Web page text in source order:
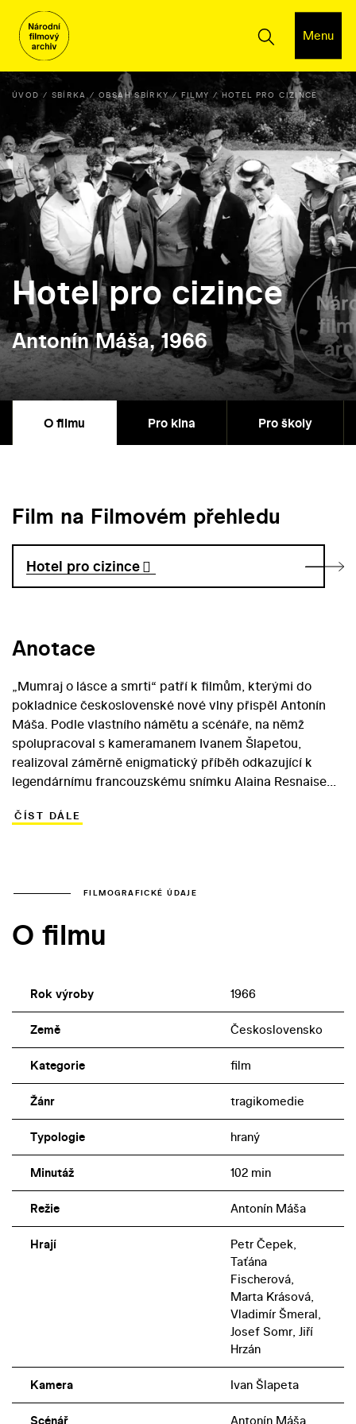
Menu
ÚVOD SBÍRKA OBSAH SBÍRKY FILMY HOTEL PRO CIZINCE
Hotel pro cizince
Antonín Máša, 1966
O filmu Pro kina Pro školy
Film na Filmovém přehledu
Hotel pro cizince
Anotace
„Mumraj o lásce a smrti“ patří k filmům, kterými do
pokladnice československé nové vlny přispěl Antonín
Máša. Podle vlastního námětu a scénáře, na němž
spolupracoval s kameramanem Ivanem Šlapetou,
realizoval záměrně enigmatický příběh odkazující k
legendárnímu francouzskému snímku Alaina Resnaise
Petra Hudce (Petr Čepek) zpochybňuje možnost
jen odcizení a smrt. Stylová secesní hříčka, jež
domácí kinematografie nezvyklý experiment. Vyděluje
směrem.
ČÍST DÁLE
FILMOGRAFICKÉ ÚDAJE
O filmu
Rok výroby 1966
Země Československo
Kategorie film
Žánr tragikomedie
Typologie hraný
Minutáž 102 min
Režie Antonín Máša
Hrají
Petr Čepek,
Taťána
Fischerová,
Marta Krásová,
Vladimír Šmeral,
Josef Somr, Jiří
Hrzán
Kamera Ivan Šlapeta